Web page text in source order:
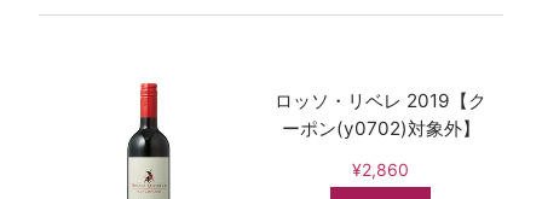
ロッソ・リベレ 2019【ク
ーポン(y0702)対象外】
¥2,860